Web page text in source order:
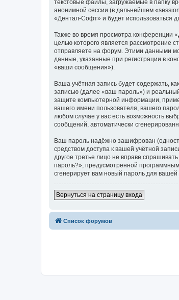
текстовые файлы, загружаемые в папку
анонимной сессии (в дальнейшем
«Дентал-Софт» и будет использоваться
Также во время просмотра конференции
целью которого является рассмотрение
отправляете на форум. Этими данными
данные, указанные при регистрации в
«ваши сообщения»).
Ваша учётная запись будет содержать,
записью (далее «ваш пароль») и
защите компьютерной информации,
вашего имени пользователя, вашего
любом случае у вас есть возможность
сообщений, автоматически
Ваш пароль надёжно зашифрован
средством доступа к вашей учётной
другое третье лицо не вправе
пароль?», предусмотренной
сгенерирует вам новый пароль для вашей
Вернуться на страницу входа
Список форумов